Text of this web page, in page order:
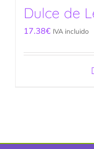
Dulce de
17.38€ IVA incluido